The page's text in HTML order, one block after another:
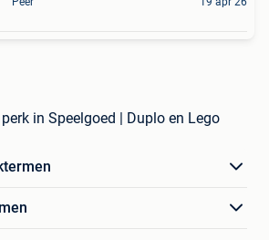
in Speelgoed | Duplo en Lego